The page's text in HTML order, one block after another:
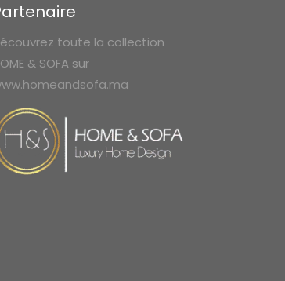
toute la collection
& SOFA sur